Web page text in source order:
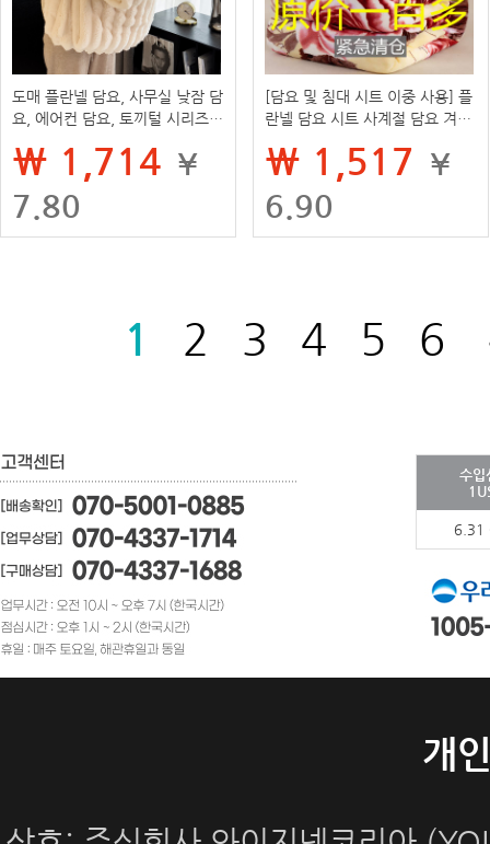
도매 플란넬 담요, 사무실 낮잠 담
요, 에어컨 담요, 토끼털 시리즈,
₩ 1,714 ¥
7.80
[담요 및 침대 시트 이중 사용] 플
란넬 담요 시트 사계절 담요 겨울
₩ 1,517 ¥
6.90
1 2 3 4 5 6
수입
6.31
개